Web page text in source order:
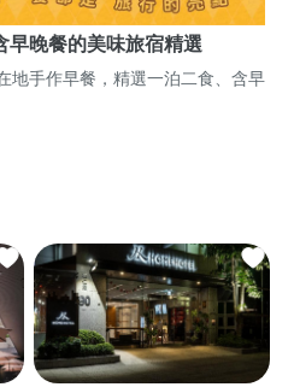
早晚餐的美味旅宿精選
地手作早餐，精選一泊二食、含早